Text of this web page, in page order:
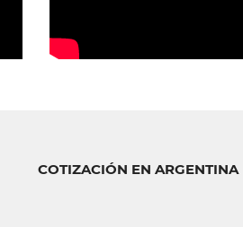
COTIZACIÓN EN ARGENTINA